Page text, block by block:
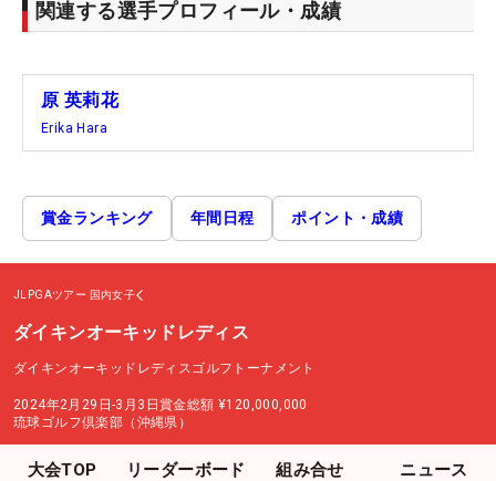
関連する選手プロフィール・成績
原 英莉花
Erika Hara
賞金ランキング 年間日程 ポイント・成績
JLPGAツアー 国内女子
ダイキンオーキッドレディス
ダイキンオーキッドレディスゴルフトーナメント
2024年2月29日-3月3日賞金総額 ¥120,000,000
琉球ゴルフ倶楽部（沖縄県）
大会TOP リーダーボード 組み合せ ニュース